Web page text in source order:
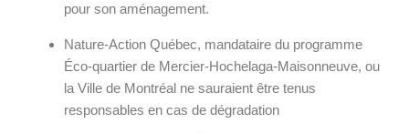
pour son aménagement.
Nature-Action Québec, mandataire du programme
Éco-quartier de Mercier-Hochelaga-Maisonneuve, ou
la Ville de Montréal ne sauraient être tenus
responsables en cas de dégradation